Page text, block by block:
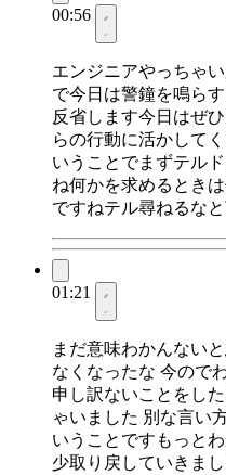
00:56
エンジニアやっちゃ
で今日は警鐘を鳴ら
反省します今日はぜ
らの行動に活かして
いうことでまずテル
ね何かを求めるとき
ですねテル尋ねるな
01:21
まだ意味わかんない
なくなったな 今ので
申し訳ないことをし
ゃいました 別な言い
いうことですもっと
少取り戻していきま